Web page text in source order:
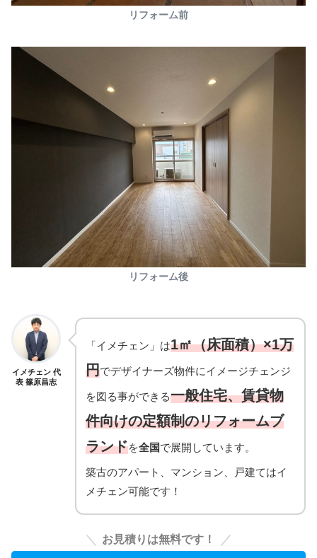
リフォーム前
リフォーム後
イメチェン 代
表 篠原昌志
「イメチェン」は1㎡（床面積）×1万
円でデザイナーズ物件にイメージチェンジ
を図る事ができる一般住宅、賃貸物
件向けの定額制のリフォームブ
ランドを全国で展開しています。
築古のアパート、マンション、戸建てはイ
メチェン可能です！
お見積りは無料です！